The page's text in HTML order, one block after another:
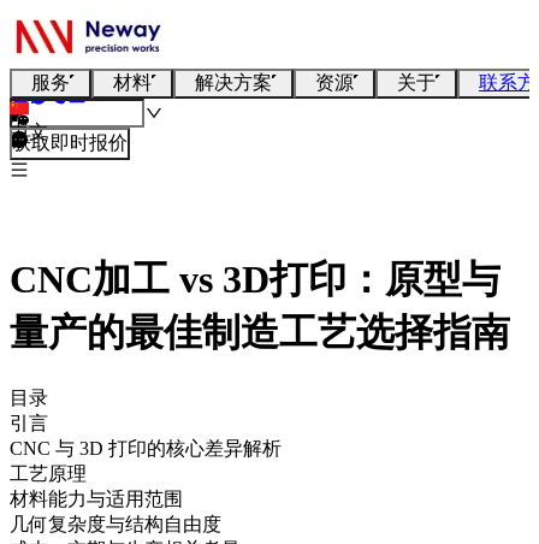
服务 材料 解决方案 资源 关于 联系
中文
获取即时报价
CNC加工 vs 3D打印：原型与
量产的最佳制造工艺选择指南
目录
引言
CNC 与 3D 打印的核心差异解析
工艺原理
材料能力与适用范围
几何复杂度与结构自由度